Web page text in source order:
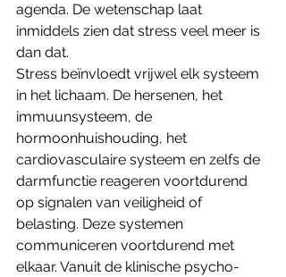
agenda. De wetenschap laat
inmiddels zien dat stress veel meer is
dan dat.
Stress beïnvloedt vrijwel elk systeem
in het lichaam. De hersenen, het
immuunsysteem, de
hormoonhuishouding, het
cardiovasculaire systeem en zelfs de
darmfunctie reageren voortdurend
op signalen van veiligheid of
belasting. Deze systemen
communiceren voortdurend met
elkaar. Vanuit de klinische psycho-